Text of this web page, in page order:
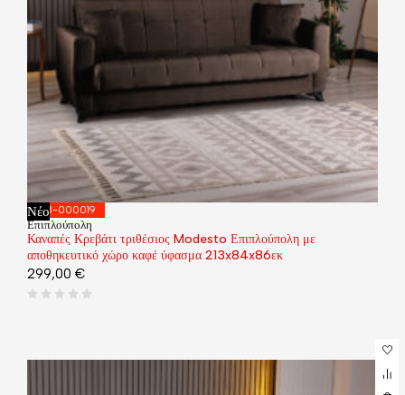
Νέο418-000019
Επιπλούπολη
Καναπές Κρεβάτι τριθέσιος Modesto Επιπλούπολη με
αποθηκευτικό χώρο καφέ ύφασμα 213x84x86εκ
299,00 €